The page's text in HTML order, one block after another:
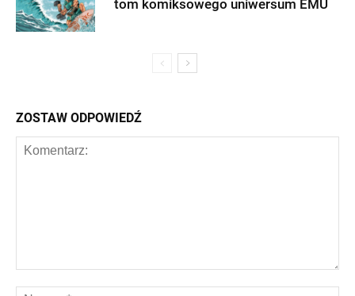
tom komiksowego uniwersum EMU
ZOSTAW ODPOWIEDŹ